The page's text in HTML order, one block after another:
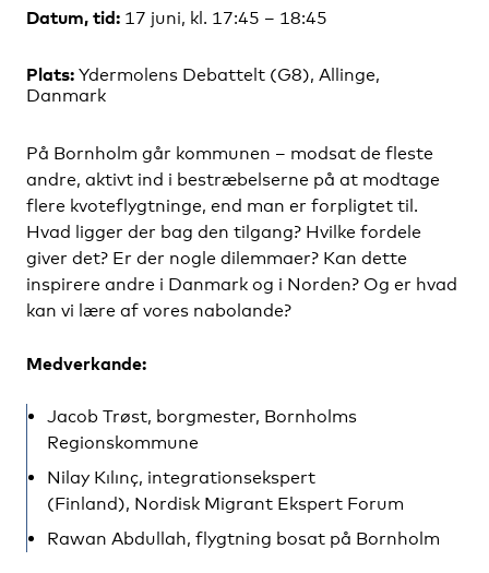
Datum, tid: 17 juni, kl. 17:45 – 18:45
Plats: Ydermolens Debattelt (G8), Allinge,
Danmark
På Bornholm går kommunen – modsat de fleste
andre, aktivt ind i bestræbelserne på at modtage
flere kvoteflygtninge, end man er forpligtet til.
Hvad ligger der bag den tilgang? Hvilke fordele
giver det? Er der nogle dilemmaer? Kan dette
inspirere andre i Danmark og i Norden? Og er hvad
kan vi lære af vores nabolande?
Medverkande:
Jacob Trøst, borgmester, Bornholms
Regionskommune
Nilay Kılınç, integrationsekspert
(Finland), Nordisk Migrant Ekspert Forum
Rawan Abdullah, flygtning bosat på Bornholm